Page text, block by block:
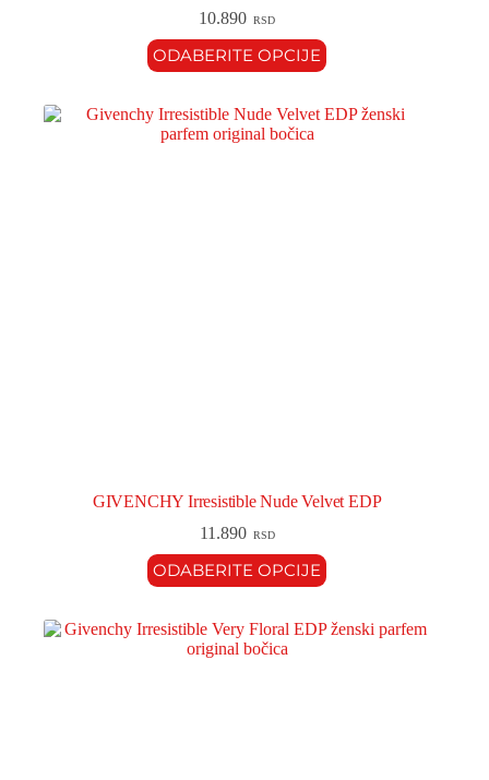
10.890 RSD
ODABERITE OPCIJE
GIVENCHY Irresistible Nude Velvet EDP
11.890 RSD
ODABERITE OPCIJE